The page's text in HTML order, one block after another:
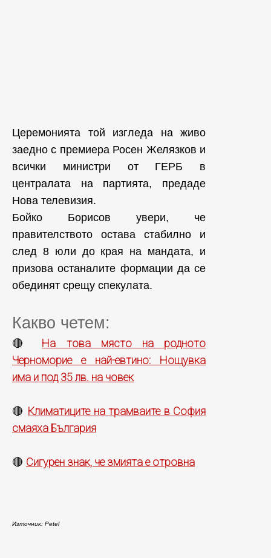
Церемонията той изгледа на живо
заедно с премиера Росен Желязков и
всички министри от ГЕРБ в
централата на партията, предаде
Нова телевизия.
Бойко Борисов увери, че
правителството остава стабилно и
след 8 юли до края на мандата, и
призова останалите формации да се
обединят срещу спекулата.
Какво четем:
🔴 На това място на родното
Черноморие е най-евтино: Нощувка
има и под 35 лв. на човек
🔴 Климатиците на трамваите в София
смаяха България
🔴 Сигурен знак, че змията е отровна
Източник: Petel